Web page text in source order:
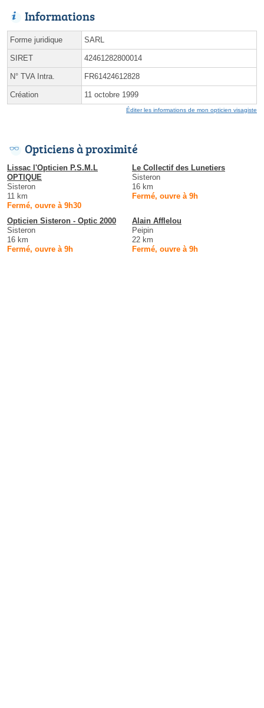
Informations
Forme juridique SARL
SIRET 42461282800014
N° TVA Intra. FR61424612828
Création 11 octobre 1999
Éditer les informations de mon opticien visagiste
Opticiens à proximité
Lissac l'Opticien P.S.M.L
OPTIQUE
Sisteron
11 km
Fermé, ouvre à 9h30
Le Collectif des Lunetiers
Sisteron
16 km
Fermé, ouvre à 9h
Opticien Sisteron - Optic 2000
Sisteron
16 km
Fermé, ouvre à 9h
Alain Afflelou
Peipin
22 km
Fermé, ouvre à 9h